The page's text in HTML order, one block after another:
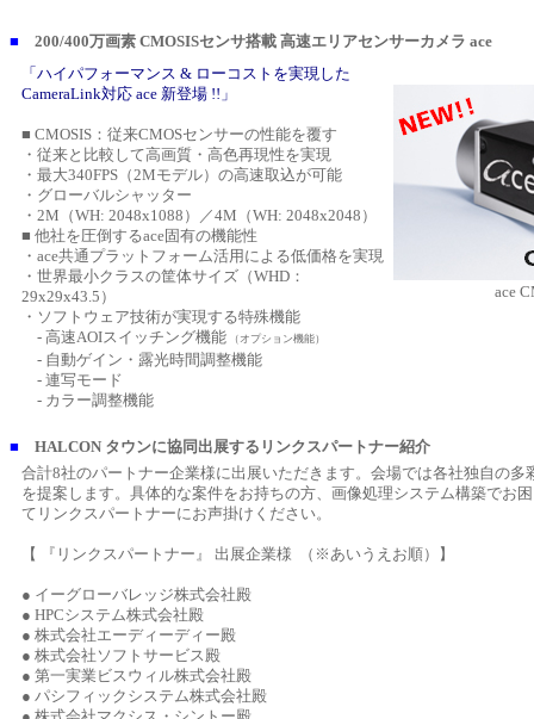
■
200/400万画素 CMOSISセンサ搭載 高速エリアセンサーカメラ ace
「ハイパフォーマンス & ローコストを実現した
CameraLink対応 ace 新登場 !!」
■ CMOSIS：従来CMOSセンサーの性能を覆す
・従来と比較して高画質・高色再現性を実現
・最大340FPS（2Mモデル）の高速取込が可能
・グローバルシャッター
・2M（WH: 2048x1088）／4M（WH: 2048x2048）
■ 他社を圧倒するace固有の機能性
・ace共通プラットフォーム活用による低価格を実現
・世界最小クラスの筐体サイズ（WHD：
29x29x43.5）
・ソフトウェア技術が実現する特殊機能
- 高速AOIスイッチング機能（オプション機能）
- 自動ゲイン・露光時間調整機能
- 連写モード
- カラー調整機能
ace
■
HALCON タウンに協同出展するリンクスパートナー紹介
合計8社のパートナー企業様に出展いただきます。会場では各社独自の多
を提案します。具体的な案件をお持ちの方、画像処理システム構築でお
てリンクスパートナーにお声掛けください。
【 『リンクスパートナー』 出展企業様 （※あいうえお順）】
● イーグローバレッジ株式会社殿
● HPCシステム株式会社殿
● 株式会社エーディーディー殿
● 株式会社ソフトサービス殿
● 第一実業ビスウィル株式会社殿
● パシフィックシステム株式会社殿